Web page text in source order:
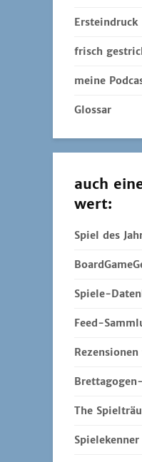
Ersteindruck
frisch
meine
Glossar
auch
wert:
Spiel des
Spiele-
Feed-
The
Spielekenner